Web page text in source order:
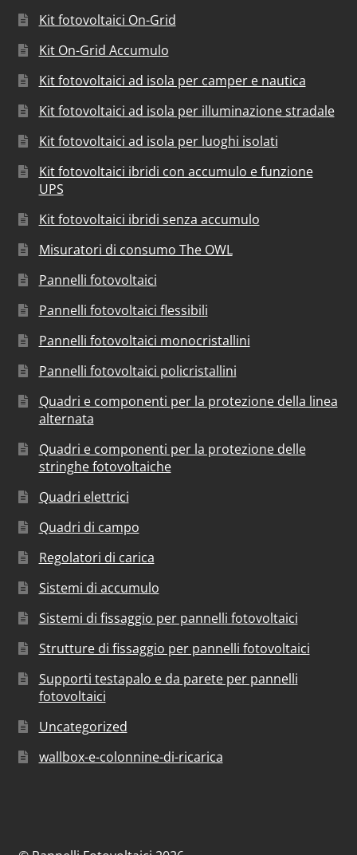
Kit fotovoltaici On-Grid
Kit On-Grid Accumulo
Kit fotovoltaici ad isola per camper e nautica
Kit fotovoltaici ad isola per illuminazione stradale
Kit fotovoltaici ad isola per luoghi isolati
Kit fotovoltaici ibridi con accumulo e funzione
UPS
Kit fotovoltaici ibridi senza accumulo
Misuratori di consumo The OWL
Pannelli fotovoltaici
Pannelli fotovoltaici flessibili
Pannelli fotovoltaici monocristallini
Pannelli fotovoltaici policristallini
Quadri e componenti per la protezione della linea
alternata
Quadri e componenti per la protezione delle
stringhe fotovoltaiche
Quadri elettrici
Quadri di campo
Regolatori di carica
Sistemi di accumulo
Sistemi di fissaggio per pannelli fotovoltaici
Strutture di fissaggio per pannelli fotovoltaici
Supporti testapalo e da parete per pannelli
fotovoltaici
Uncategorized
wallbox-e-colonnine-di-ricarica